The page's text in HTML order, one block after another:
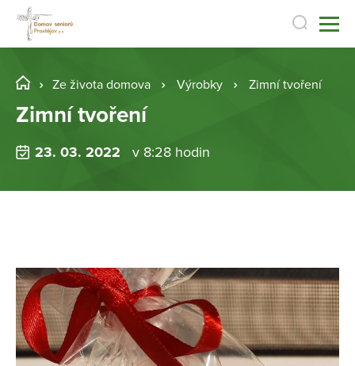
Ze života domova Výrobky Zimní tvoření
Zimní tvoření
23. 03. 2022 v 8:28 hodin